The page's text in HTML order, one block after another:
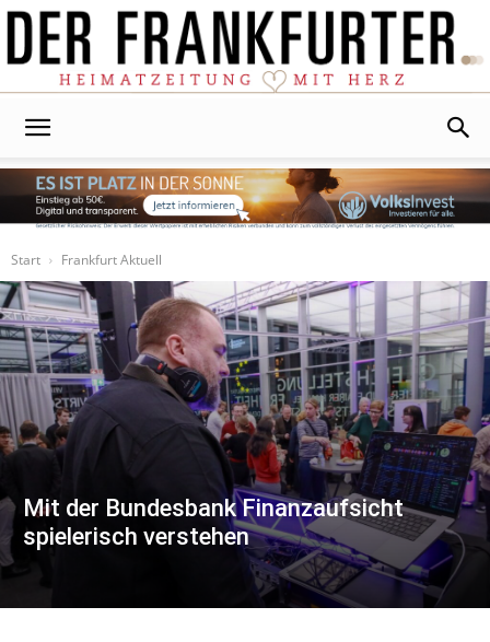
Start
Frankfurt Aktuell
Mit der Bundesbank Finanzaufsicht
spielerisch verstehen